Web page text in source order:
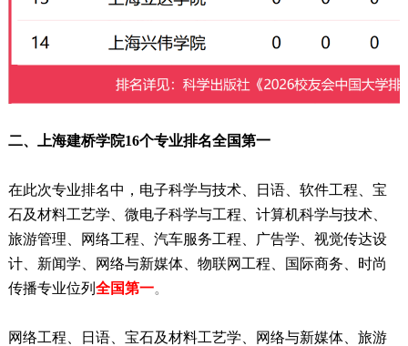
二、 上海建桥学院16个专业排名全国第一
在此次专业排名中，电子科学与技术、日语、软件工程、宝
石及材料工艺学、微电子科学与工程、计算机科学与技术、
旅游管理、网络工程、汽车服务工程、广告学、视觉传达设
计、新闻学、网络与新媒体、物联网工程、国际商务、时尚
传播专业位列 全国第一。
网络工程、日语、宝石及材料工艺学、网络与新媒体、旅游